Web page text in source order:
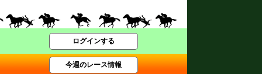
ログインする
今週のレース情報